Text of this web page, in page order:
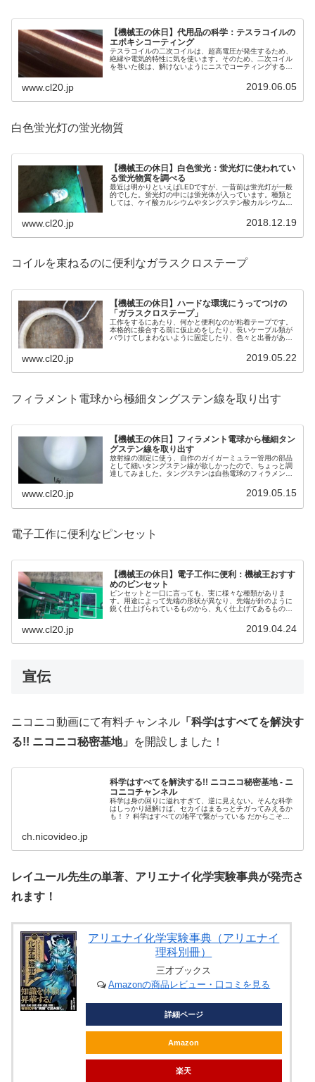
【機械王の休日】代用品の科学：テスラコイルの
エポキシコーティング
テスラコイルの二次コイルは、超高電圧が発生するため、
絶縁や電気的特性に気を使います。そのため、二次コイル
を巻いた後は、解けないようにニスでコーティングするの
www.cl20.jp 2019.06.05
白色蛍光灯の蛍光物質
【機械王の休日】白色蛍光：蛍光灯に使われてい
る蛍光物質を調べる
最近は明かりといえばLEDですが、一昔前は蛍光灯が一般
的でした。蛍光灯の中には蛍光体が入っています。種類と
しては、ケイ酸カルシウムやタングステン酸カルシウムな
www.cl20.jp 2018.12.19
コイルを束ねるのに便利なガラスクロステープ
【機械王の休日】ハードな環境にうってつけの
「ガラスクロステープ」
工作をするにあたり、何かと便利なのが粘着テープです。
本格的に接合する前に仮止めをしたり、長いケーブル類が
バラけてしまわないように固定したり、色々と出番があり
www.cl20.jp 2019.05.22
フィラメント電球から極細タングステン線を取り出す
【機械王の休日】フィラメント電球から極細タン
グステン線を取り出す
放射線の測定に使う、自作のガイガーミュラー管用の部品
として細いタングステン線が欲しかったので、ちょっと調
達してみました。タングステンは白熱電球のフィラメント
www.cl20.jp 2019.05.15
電子工作に便利なピンセット
【機械王の休日】電子工作に便利：機械王おすす
めのピンセット
ピンセットと一口に言っても、実に様々な種類がありま
す。用途によって先端の形状が異なり、先端が針のように
鋭く仕上げられているものから、丸く仕上げてあるものま
www.cl20.jp 2019.04.24
宣伝
ニコニコ動画にて有料チャンネル 「科学はすべてを解決す
る!! ニコニコ秘密基地」
を開設しました！
科学はすべてを解決する!! ニコニコ秘密基地 - ニ
コニコチャンネル
科学は身の回りに溢れすぎて、逆に見えない。そんな科学
はしっかり紐解けば、セカイはまるっとチガってみえるか
も！？ 科学はすべての地平で繋がっている だからこそマ
ch.nicovideo.jp
レイユール先生の単著、アリエナイ化学実験事典が発売さ
れます！
アリエナイ化学実験事典（アリエナイ
理科別冊）
三才ブックス
Amazonの商品レビュー・口コミを見る
詳細ページ
Amazon
楽天